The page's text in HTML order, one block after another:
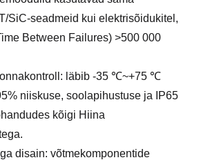
SiC-seadmeid kui elektrisõidukitel,
Between Failures) >500 000
läbib -35 ℃~+75 ℃
niiskuse, soolapihustuse ja IP65
kõigi Hiina
disain: võtmekomponentide